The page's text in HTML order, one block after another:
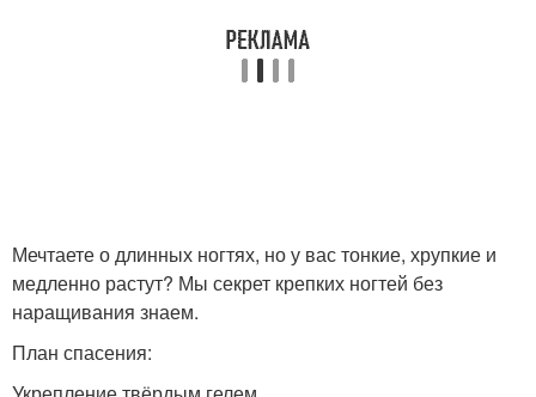
Мечтаете о длинных ногтях, но у вас тонкие, хрупкие и
медленно растут? Мы секрет крепких ногтей без
наращивания знаем.
План спасения: